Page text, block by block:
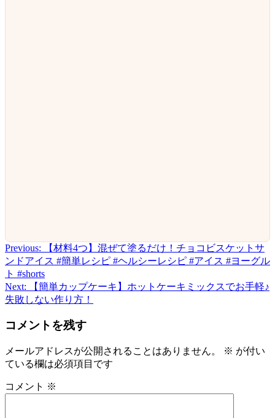
投
稿
ナ
ビ
ゲ
ー
シ
ョ
Previous:
【材料4つ】混ぜて塗るだけ！チョコビスケットサ
ンドアイス #簡単レシピ #ヘルシーレシピ #アイス #ヨーグル
ト #shorts
Next:
【簡単カップケーキ】ホットケーキミックスでお手軽♪
失敗しない作り方！
コメントを残す
メールアドレスが公開されることはありません。 ※ が付い
ている欄は必須項目です
コメント ※